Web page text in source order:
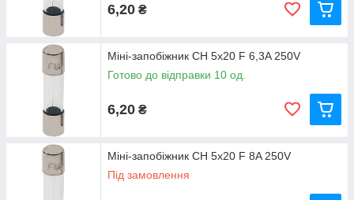
6,20 ₴
Міні-запобіжник CH 5x20 F 6,3A 250V
Готово до відправки 10 од.
6,20 ₴
Міні-запобіжник CH 5x20 F 8A 250V
Під замовлення